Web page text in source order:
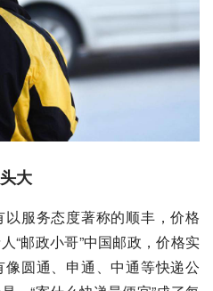
大
服务态度著称的顺丰，价格
“邮政小哥”中国邮政，价格实
圆通、申通、中通等快递公